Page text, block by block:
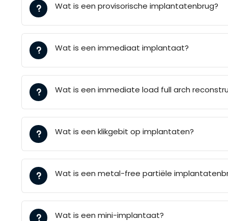
Wat is een provisorische implantatenbrug?
Wat is een immediaat implantaat?
Wat is een immediate load full arch
Wat is een klikgebit op implantaten?
Wat is een metal-free partiële
Wat is een mini-implantaat?